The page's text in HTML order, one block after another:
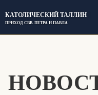
КАТОЛИЧЕСКИЙ ТАЛЛИН
ПРИХОД СВВ. ПЕТРА И ПАВЛА